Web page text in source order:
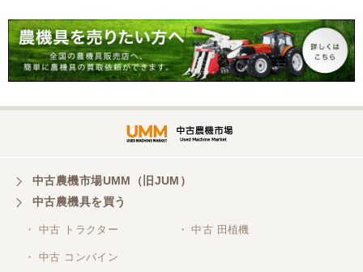
中古農機市場UMM（旧JUM）
中古農機具を買う
・ 中古 トラクター ・ 中古 田植機
・ 中古 コンバイン